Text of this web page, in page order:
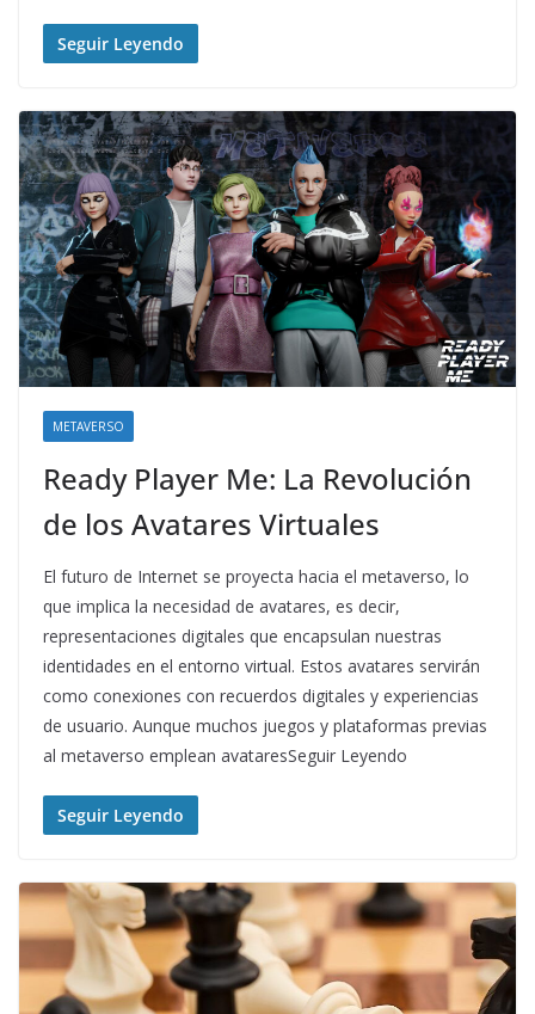
Seguir Leyendo
METAVERSO
Ready Player Me: La Revolución
de los Avatares Virtuales
El futuro de Internet se proyecta hacia el metaverso, lo
que implica la necesidad de avatares, es decir,
representaciones digitales que encapsulan nuestras
identidades en el entorno virtual. Estos avatares servirán
como conexiones con recuerdos digitales y experiencias
de usuario. Aunque muchos juegos y plataformas previas
al metaverso emplean avataresSeguir Leyendo
Seguir Leyendo